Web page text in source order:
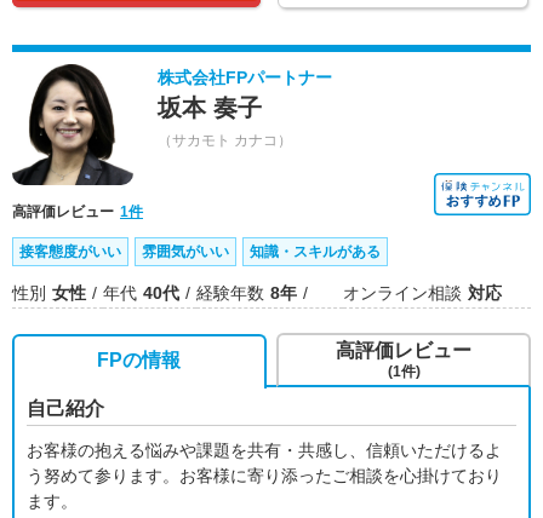
株式会社FPパートナー
坂本 奏子
（サカモト カナコ）
高評価レビュー 1件
接客態度がいい 雰囲気がいい 知識・スキルがある
性別 女性 年代 40代 経験年数 8年 オンライン相談 対応
FPの情報
自己紹介
お客様の抱える悩みや課題を共有・共感し、信頼いただけるよ
う努めて参ります。お客様に寄り添ったご相談を心掛けており
ます。
高評価レビュー
(1件)